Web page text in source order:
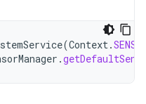
(Context.
.